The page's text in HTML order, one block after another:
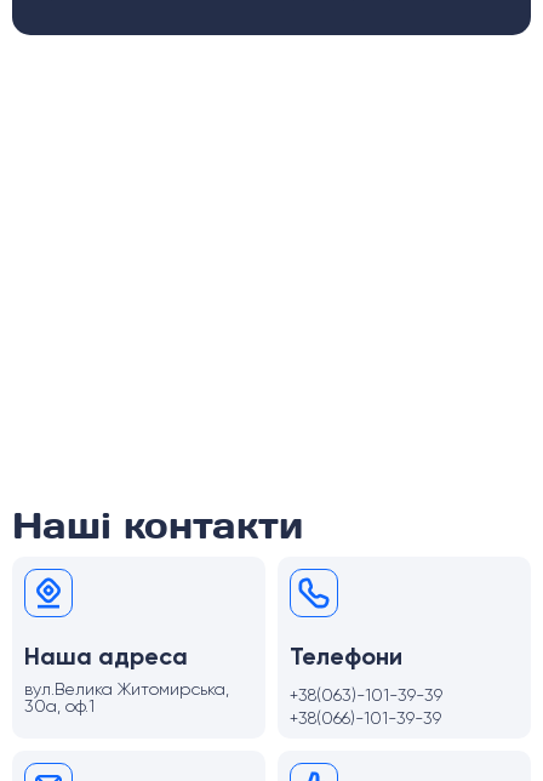
Наші контакти
Наша адреса
вул.Велика Житомирська,
30а, оф.1
Телефони
+38(063)-101-39-39
+38(066)-101-39-39